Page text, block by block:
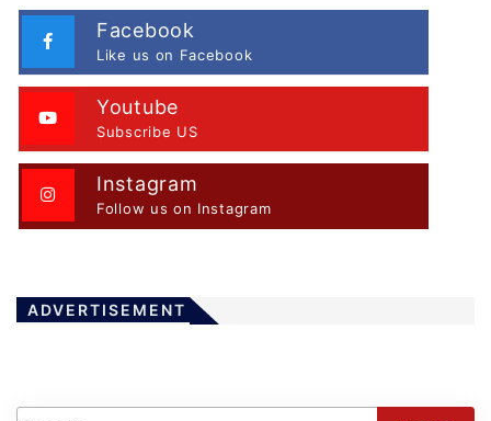
Facebook
Like us on Facebook
Youtube
Subscribe US
Instagram
Follow us on Instagram
ADVERTISEMENT